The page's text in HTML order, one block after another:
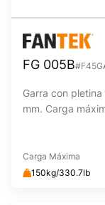
FG 005B
Garra con
mm. Carga
Carga Máxima
150kg/330.7lb